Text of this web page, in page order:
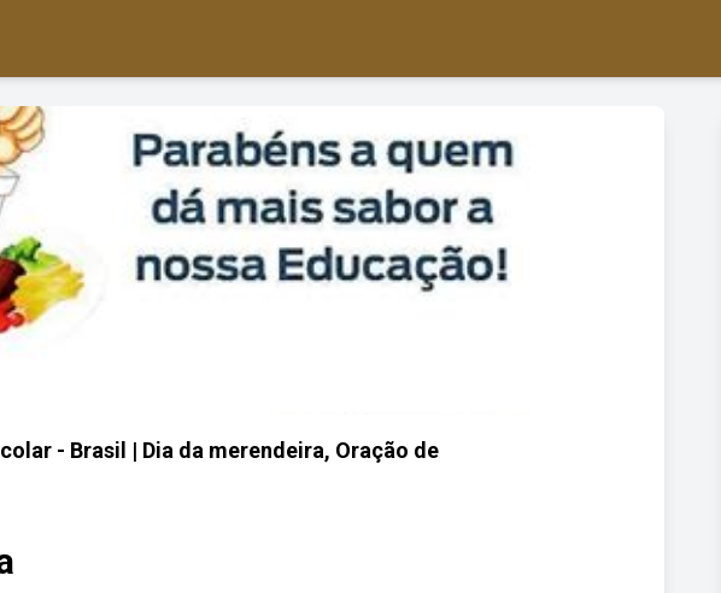
- Brasil | Dia da merendeira, Oração de